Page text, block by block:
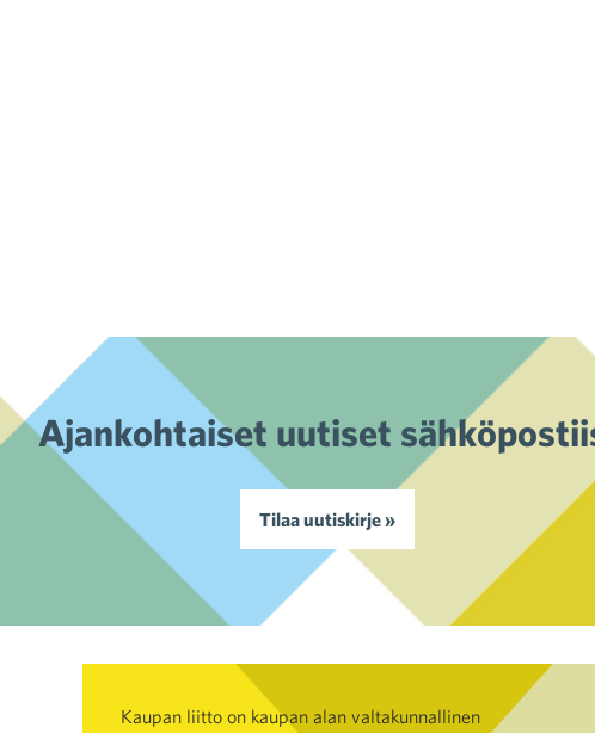
Ajankohtaiset uutiset
Tilaa uutiskirje »
Kaupan liitto on kaupan alan valtakunnallinen